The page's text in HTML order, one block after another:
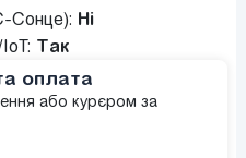
Сонце): Ні
Так
оплата
або курєром за